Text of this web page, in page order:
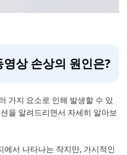
상 손상의 원인은?
가지 요소로 인해 발생할 수 있
을 알려드리면서 자세히 알아보
서 나타나는 작지만, 가시적인